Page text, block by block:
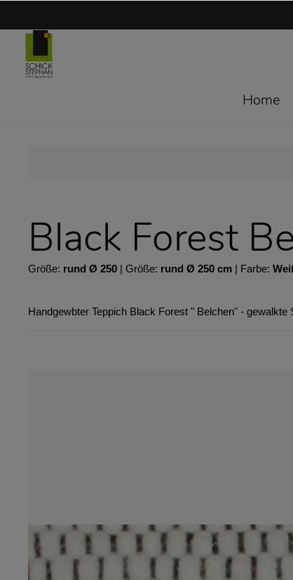
Home
Black Forest
Größe: rund Ø 250 | Größe: rund Ø 250 cm | Farbe:
Handgewbter Teppich Black Forest " Belchen" -